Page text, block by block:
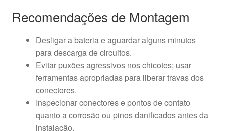
Recomendações de Montagem
Desligar a bateria e aguardar alguns minutos
para descarga de circuitos.
Evitar puxões agressivos nos chicotes; usar
ferramentas apropriadas para liberar travas dos
conectores.
Inspecionar conectores e pontos de contato
quanto a corrosão ou pinos danificados antes da
instalação.